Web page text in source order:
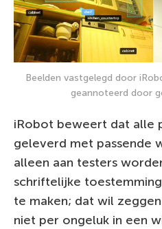
Beelden vastgelegd door
geannoteerd door
iRobot beweert dat alle
geleverd met passende
alleen aan testers
schriftelijke
te maken; dat wil
niet per ongeluk in een